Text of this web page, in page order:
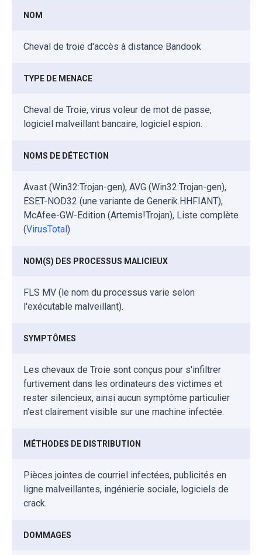
NOM
Cheval de troie d'accès à distance Bandook
TYPE DE MENACE
Cheval de Troie, virus voleur de mot de passe,
logiciel malveillant bancaire, logiciel espion.
NOMS DE DÉTECTION
Avast (Win32:Trojan-gen), AVG (Win32:Trojan-gen),
ESET-NOD32 (une variante de Generik.HHFIANT),
McAfee-GW-Edition (Artemis!Trojan), Liste complète
(VirusTotal)
NOM(S) DES PROCESSUS MALICIEUX
FLS MV (le nom du processus varie selon
l'exécutable malveillant).
SYMPTÔMES
Les chevaux de Troie sont conçus pour s'infiltrer
furtivement dans les ordinateurs des victimes et
rester silencieux, ainsi aucun symptôme particulier
n'est clairement visible sur une machine infectée.
MÉTHODES DE DISTRIBUTION
Pièces jointes de courriel infectées, publicités en
ligne malveillantes, ingénierie sociale, logiciels de
crack.
DOMMAGES